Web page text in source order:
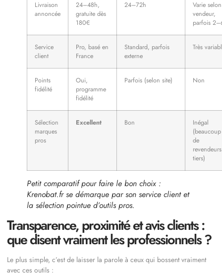
Livraison
annoncée
24–48h,
gratuite dès
180€
24–72h
Varie selon
vendeur,
parfois
Service
client
Pro, basé en
France
Standard, parfois
externe
Très
Points
fidélité
Oui,
programme
fidélité
Parfois (selon site) Non
Sélection
marques
pros
Excellent Bon
Inégal
(beaucoup
de
revendeurs
tiers)
Petit comparatif pour faire le bon choix :
Krenobat.fr se démarque par son service client et
la sélection pointue d’outils pros.
Transparence, proximité et avis clients :
que disent vraiment les professionnels ?
Le plus simple, c’est de laisser la parole à ceux qui bossent vraiment
avec ces outils :